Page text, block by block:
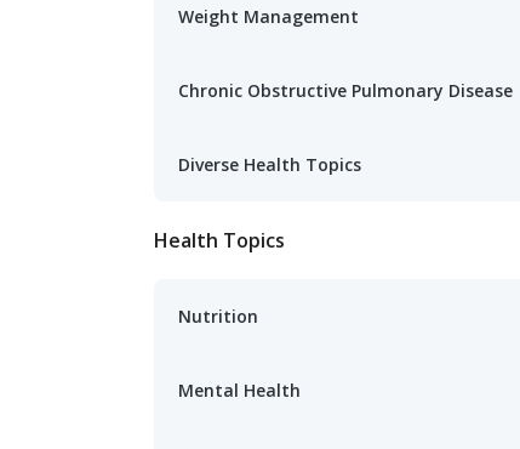
Weight Management
Chronic Obstructive Pulmonary Disease
Diverse Health Topics
Health Topics
Nutrition
Mental Health